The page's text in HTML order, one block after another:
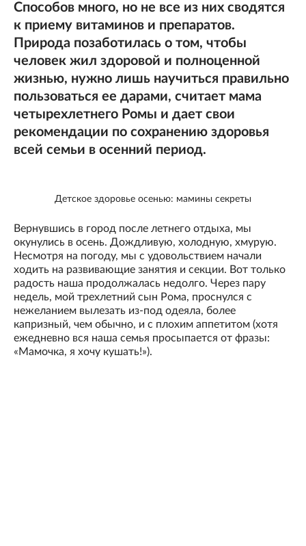
Способов много, но не все из них сводятся
к приему витаминов и препаратов.
Природа позаботилась о том, чтобы
человек жил здоровой и полноценной
жизнью, нужно лишь научиться правильно
пользоваться ее дарами, считает мама
четырехлетнего Ромы и дает свои
рекомендации по сохранению здоровья
всей семьи в осенний период.
Детское здоровье осенью: мамины секреты
Вернувшись в город после летнего отдыха, мы
окунулись в осень. Дождливую, холодную, хмурую.
Несмотря на погоду, мы с удовольствием начали
ходить на развивающие занятия и секции. Вот только
радость наша продолжалась недолго. Через пару
недель, мой трехлетний сын Рома, проснулся c
нежеланием вылезать из-под одеяла, более
капризный, чем обычно, и с плохим аппетитом (хотя
ежедневно вся наша семья просыпается от фразы:
«Мамочка, я хочу кушать!»).